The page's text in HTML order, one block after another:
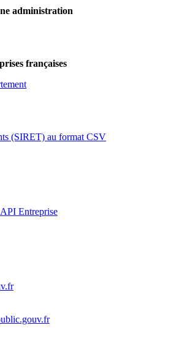
administration
françaises
(SIRET) au format CSV
Entreprise